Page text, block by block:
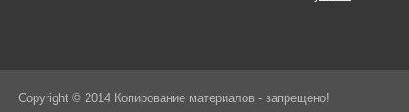
Copyright © 2014 Копирование материалов - запрещено!